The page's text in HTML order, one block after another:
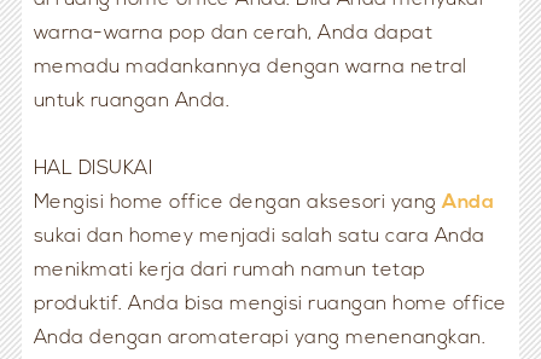
warna-warna pop dan cerah, Anda dapat
memadu madankannya dengan warna netral
untuk ruangan Anda.
HAL DISUKAI
Mengisi home office dengan aksesori yangAnda
sukai dan homey menjadi salah satu cara Anda
menikmati kerja dari rumah namun tetap
produktif. Anda bisa mengisi ruangan home office
Anda dengan aromaterapi yang menenangkan.